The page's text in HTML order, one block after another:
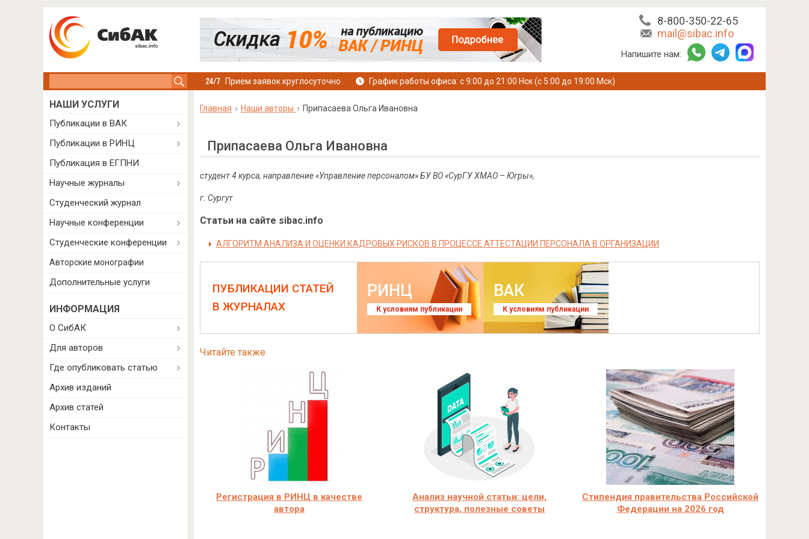
8-800-350-22-65
mail@sibac.info
Напишите нам:
Прием заявок круглосуточно График работы офиса: с 9:00 до 21:00 Нск (с 5:00 до 19:00 Мск)
Главная Наши авторы Припасаева Ольга Ивановна
Припасаева Ольга Ивановна
студент 4 курса, направление «Управление персоналом» БУ ВО «СурГУ ХМАО – Югры»,
г. Сургут
Статьи на сайте sibac.info
АЛГОРИТМ АНАЛИЗА И ОЦЕНКИ КАДРОВЫХ РИСКОВ В ПРОЦЕССЕ АТТЕСТАЦИИ ПЕРСОНАЛА В ОРГАНИЗАЦИИ
ПУБЛИКАЦИИ СТАТЕЙ
В ЖУРНАЛАХ
РИНЦ
К условиям публикации
ВАК
К условиям публикации
Читайте также
Регистрация в РИНЦ в качестве
автора
Анализ научной статьи: цели,
структура, полезные советы
Стипендия правительства Российской
Федерации на 2026 год
НАШИ УСЛУГИ
Публикации в ВАК
Публикации в РИНЦ
Публикация в ЕГПНИ
Научные журналы
Студенческий журнал
Научные конференции
Студенческие конференции
Авторские монографии
Дополнительные услуги
ИНФОРМАЦИЯ
О СибАК
Для авторов
Где опубликовать статью
Архив изданий
Архив статей
Контакты